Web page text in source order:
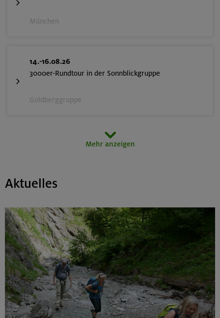
München
14.-16.08.26
3000er-Rundtour in der Sonnblickgruppe
Goldberggruppe
Zillertaler Alpen
14.08.26
Klettertreff indoor
München
15.-16.08.26
Hohes Licht 2651 m, Rappenseekopf 2468 m
Mehr anzeigen
Aktuelles